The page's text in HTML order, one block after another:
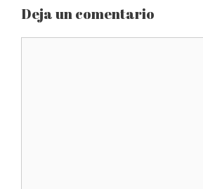
Deja un comentario